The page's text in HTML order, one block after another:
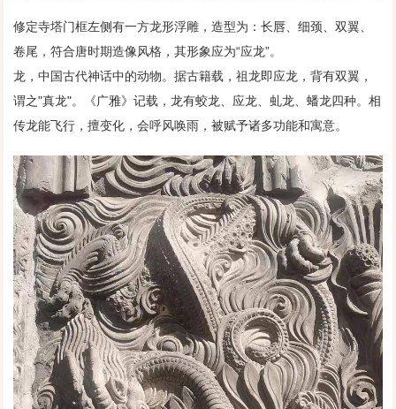
修定寺塔门框左侧有一方龙形浮雕，造型为：长唇、细颈、双翼、
卷尾，符合唐时期造像风格，其形象应为“应龙”。
龙，中国古代神话中的动物。据古籍载，祖龙即应龙，背有双翼，
谓之"真龙"。《广雅》记载，龙有蛟龙、应龙、虬龙、蟠龙四种。相
传龙能飞行，擅变化，会呼风唤雨，被赋予诸多功能和寓意。